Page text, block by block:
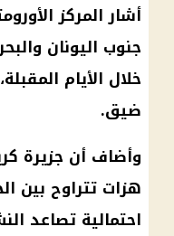
أشار المركز
جنوب اليونان
خلال الأيام
ضيق.
وأضاف أن جزيرة
هزات تتراوح بين
احتمالية تصاعد